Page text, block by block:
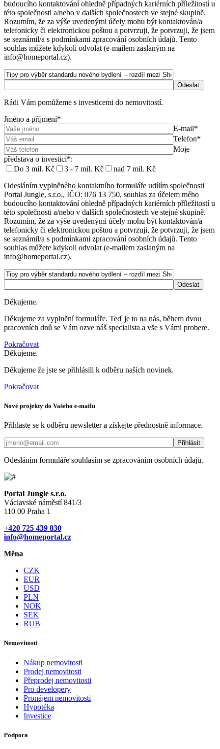
budoucího kontaktování ohledně případných kariérních příležitostí u
této společnosti a/nebo v dalších společnostech ve stejné skupině.
Rozumím, že za výše uvedenými účely mohu být kontaktován/a
telefonicky či elektronickou poštou a potvrzuji, že potvrzuji, že jsem
se seznámil/a s podmínkami zpracování osobních údajů. Tento
souhlas můžete kdykoli odvolat (e-mailem zaslaným na
info@homeportal.cz).
Rádi Vám pomůžeme s investicemi do nemovitostí.
Jméno a příjmení*
E-mail*
Telefon*
Moje
představa o investici*:
Do 3 mil. Kč
3 - 7 mil. Kč
nad 7 mil. Kč
Odesláním vyplněného kontaktního formuláře udílím společnosti
Portal Jungle, s.r.o., IČO: 076 13 750, souhlas za účelem mého
budoucího kontaktování ohledně případných kariérních příležitostí u
této společnosti a/nebo v dalších společnostech ve stejné skupině.
Rozumím, že za výše uvedenými účely mohu být kontaktován/a
telefonicky či elektronickou poštou a potvrzuji, že potvrzuji, že jsem
se seznámil/a s podmínkami zpracování osobních údajů. Tento
souhlas můžete kdykoli odvolat (e-mailem zaslaným na
info@homeportal.cz).
Děkujeme.
Děkujeme za vyplnění formuláře. Teď je to na nás, během dvou
pracovních dnů se Vám ozve náš specialista a vše s Vámi probere.
Pokračovat
Děkujeme.
Děkujeme že jste se přihlásili k odběru naších novinek.
Pokračovat
Nové projekty do Vašeho e-mailu
Přihlaste se k odběru newsletter a získejte přednostně informace.
Odesláním formuláře souhlasím se zpracováním osobních údajů.
Portal Jungle s.r.o.
Václavské náměstí 841/3
110 00 Praha 1
+420 725 439 830
info@homeportal.cz
Měna
CZK
EUR
USD
PLN
NOK
SEK
RUB
Nemovitosti
Nákup nemovitosti
Prodej nemovitosti
Přeprodej nemovitosti
Pro developery
Pronájem nemovitosti
Hypotéka
Investice
Podpora